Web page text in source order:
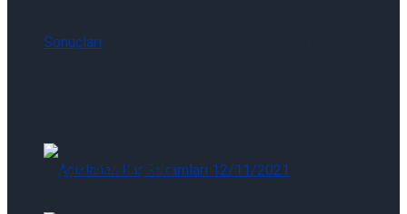
Şirket Raporu: Oyak Çimento-OYAKC.IS:
2Ç26 Sonuçları